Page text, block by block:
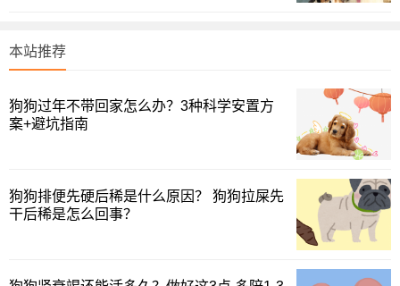
二、萨摩耶的优缺点
✅颜值高：萨摩耶拥有双层被毛，外层毛发粗硬有光泽，
内层柔软浓密，雪白的颜色像小团子一样，走在路上回头率
本站推荐
狗狗过年不带回家怎么办？3种科学安置方
案+避坑指南
狗狗排便先硬后稀是什么原因？ 狗狗拉屎先
干后稀是怎么回事？